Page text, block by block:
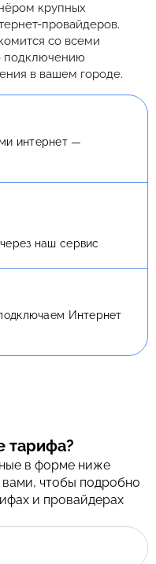
крупных
провайдеров.
со всеми
подключению
в вашем городе.
интернет —
наш сервис
Интернет
тарифа?
в форме ниже
чтобы подробно
и провайдерах